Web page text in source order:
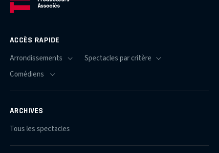
ACCÈS RAPIDE
ARCHIVES
Tous les spectacles